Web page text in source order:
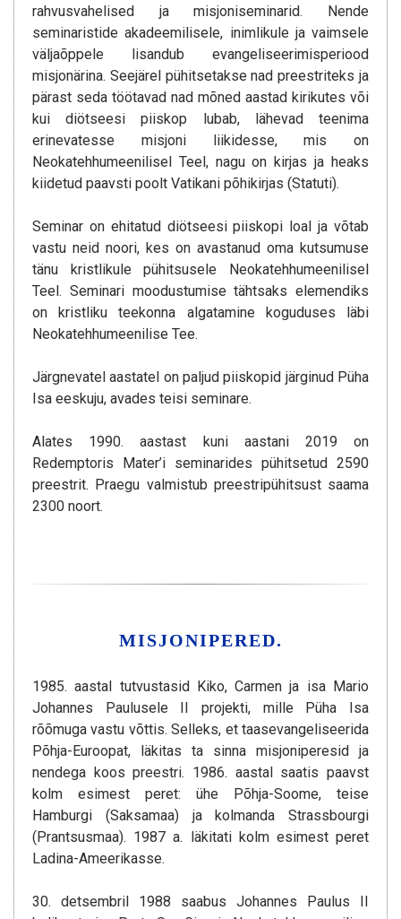
rahvusvahelised ja misjoniseminarid. Nende
seminaristide akadeemilisele, inimlikule ja vaimsele
väljaõppele lisandub evangeliseerimisperiood
misjonärina. Seejärel pühitsetakse nad preestriteks ja
pärast seda töötavad nad mõned aastad kirikutes või
kui diötseesi piiskop lubab, lähevad teenima
erinevatesse misjoni liikidesse, mis on
Neokatehhumeenilisel Teel, nagu on kirjas ja heaks
kiidetud paavsti poolt Vatikani põhikirjas (Statuti).
Seminar on ehitatud diötseesi piiskopi loal ja võtab
vastu neid noori, kes on avastanud oma kutsumuse
tänu kristlikule pühitsusele Neokatehhumeenilisel
Teel. Seminari moodustumise tähtsaks elemendiks
on kristliku teekonna algatamine koguduses läbi
Neokatehhumeenilise Tee.
Järgnevatel aastatel on paljud piiskopid järginud Püha
Isa eeskuju, avades teisi seminare.
Alates 1990. aastast kuni aastani 2019 on
Redemptoris Mater’i seminarides pühitsetud 2590
preestrit. Praegu valmistub preestripühitsust saama
2300 noort.
MISJONIPERED.
1985. aastal tutvustasid Kiko, Carmen ja isa Mario
Johannes Paulusele II projekti, mille Püha Isa
rõõmuga vastu võttis. Selleks, et taasevangeliseerida
Põhja-Euroopat, läkitas ta sinna misjoniperesid ja
nendega koos preestri. 1986. aastal saatis paavst
kolm esimest peret: ühe Põhja-Soome, teise
Hamburgi (Saksamaa) ja kolmanda Strassbourgi
(Prantsusmaa). 1987 a. läkitati kolm esimest peret
Ladina-Ameerikasse.
30. detsembril 1988 saabus Johannes Paulus II